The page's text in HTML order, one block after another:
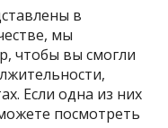
в
мы
чтобы вы смогли
Если одна из них
посмотреть